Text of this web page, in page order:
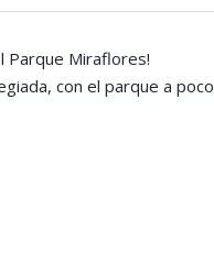
Parque Miraflores!
con el parque a